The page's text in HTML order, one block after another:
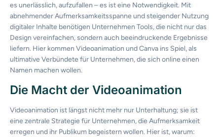
es unerlässlich,aufzufallen – es isteine Notwendigkeit. Mit
abnehmenderAufmerksamkeitsspanne undsteigender Nutzung
digitaler Inhalte benötigen Unternehmen Tools, die nicht nurdas
Design vereinfachen,sondern auch beeindruckende Ergebnisse
liefern. Hier kommen Videoanimation und Canva ins Spiel,als
ultimative Verbündete für Unternehmen, die sich online einen
Namen machen wollen.
Die Macht der Videoanimation
Videoanimation ist längst nicht mehr nur Unterhaltung; sie ist
eine zentrale Strategie für Unternehmen, die Aufmerksamkeit
erregen und ihr Publikum begeistern wollen. Hier ist,warum: